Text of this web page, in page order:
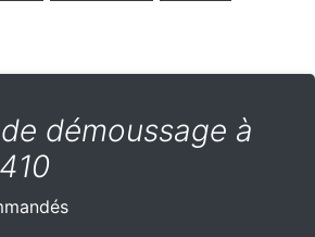
démoussage à